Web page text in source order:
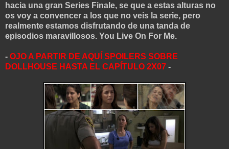
hacia una gran Series Finale, se que a estas alturas no
os voy a convencer a los que no veis la serie, pero
realmente estamos disfrutando de una tanda de
episodios maravillosos. You Live On For Me.
- OJO A PARTIR DE AQUÍ SPOILERS SOBRE
DOLLHOUSE HASTA EL CAPÍTULO 2X07 -